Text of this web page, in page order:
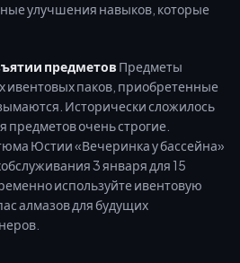
улучшения навыков, которые
предметов Предметы
ивентовых паков, приобретенные
Исторически сложилось
предметов очень строгие.
Юстии «Вечеринка у бассейна»
3 января для 15
используйте ивентовую
алмазов для будущих